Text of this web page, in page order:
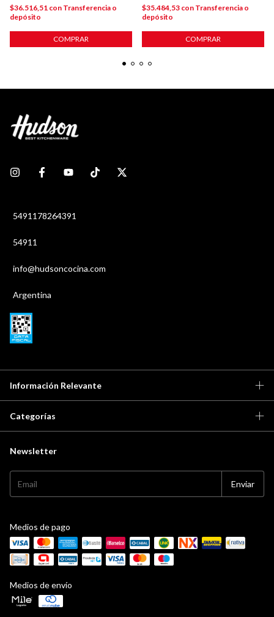
$36.516,51 con Transferencia o
depósito
COMPRAR
$35.484,53 con Transferencia o
depósito
COMPRAR
5491178264391
54911
info@hudsoncocina.com
Argentina
Información Relevante
Categorías
Newsletter
Medios de pago
Medios de envío